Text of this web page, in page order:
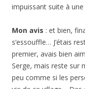
impuissant suite à
Mon avis : et bien,
s’essouffle… J’étais
premier, avais bien
Serge, mais reste sur
peu comme si les